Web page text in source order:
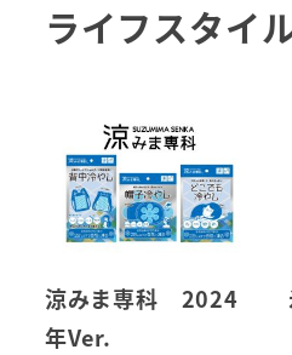
ライフスタイ
涼みま専科 2024
年Ver.